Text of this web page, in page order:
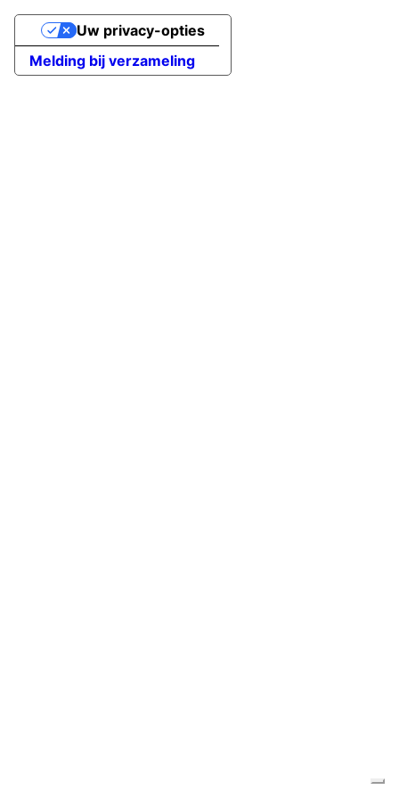
Melding bij verzameling
Uw privacy-opties